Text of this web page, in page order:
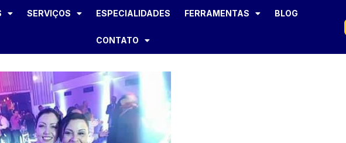
SERVIÇOS ESPECIALIDADES FERRAMENTAS BLOG
CONTATO